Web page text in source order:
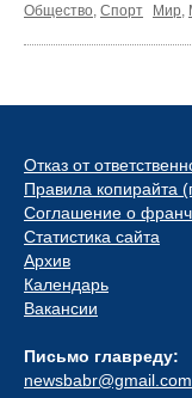
Общество Спорт Мир
Отказ от
Правила копирайта
Соглашение о
Статистика сайта
Архив
Календарь
Вакансии
Письмо главреду:
newsbabr@gmail.com